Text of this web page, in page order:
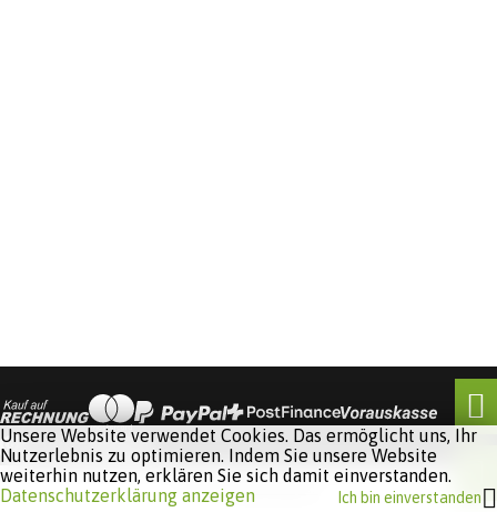
Software:
Unsere Website verwendet Cookies. Das ermöglicht uns, Ihr
Nutzerlebnis zu optimieren. Indem Sie unsere Website
weiterhin nutzen, erklären Sie sich damit einverstanden.
Datenschutzerklärung anzeigen
Ich bin einverstanden